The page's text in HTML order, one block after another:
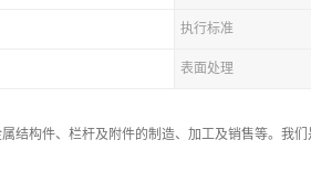
执行标准
表面处理
结构件、栏杆及附件的制造、加工及销售等。我